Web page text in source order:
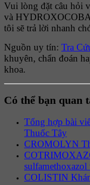
Vui lòng đặt câu hỏi
và
tôi sẽ trả lời nhanh
Nguồn uy tín: Tra
khuyên, chẩn đoán
khoa.
Có thể bạn quan
Tổng hợp bài
Thuốc Tây
CROMOLYN
COLISTIN